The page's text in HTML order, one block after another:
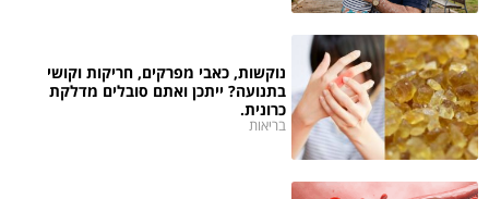
נוקשות, כאבי מפרקים, חריקות וקושי
בתנועה? ייתכן ואתם סובלים מדלקת
כרונית.
בריאות